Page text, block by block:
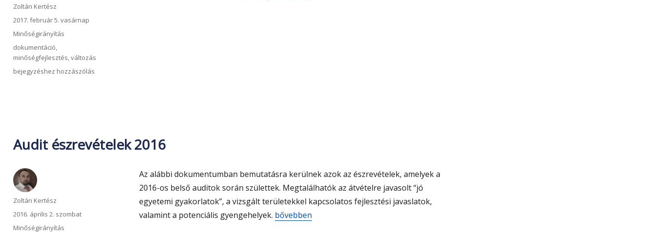
Szerző
Zoltán Kertész
Közzétéve
2017. február 5. vasárnap
Kategória
Minőségirányítás
Címke
dokumentáció,
minőségfejlesztés,változás
Dokumentumváltozás
bejegyzéshez hozzászólás
Audit észrevételek 2016
Az alábbi dokumentumban bemutatásra kerülnek azok az észrevételek, amelyek a
2016-os belső auditok során születtek. Megtalálhatók az átvételre javasolt “jó
egyetemi gyakorlatok”, a vizsgált területekkel kapcsolatos fejlesztési javaslatok,
valamint a potenciális gyengehelyek. „Audit észrevételek 2016”
bővebben
Szerző
Zoltán Kertész
Közzétéve
2016. április 2. szombat
Kategória
Minőségirányítás